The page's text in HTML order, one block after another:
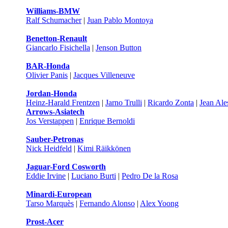
Williams-BMW
Ralf Schumacher| Juan Pablo Montoya
Benetton-Renault
Giancarlo Fisichella | Jenson Button
BAR-Honda
Olivier Panis | Jacques Villeneuve
Jordan-Honda
Heinz-Harald Frentzen | Jarno Trulli | Ricardo Zonta | Jean
Arrows-Asiatech
Jos Verstappen | Enrique Bernoldi
Sauber-Petronas
Nick Heidfeld | Kimi Räikkönen
Jaguar-Ford Cosworth
Eddie Irvine | Luciano Burti | Pedro De la Rosa
Minardi-European
Tarso Marquès | Fernando Alonso | Alex Yoong
Prost-Acer